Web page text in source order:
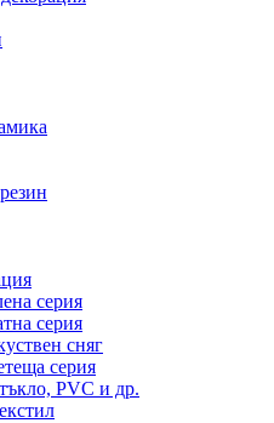
серия
серия
сняг
серия
PVC и др.